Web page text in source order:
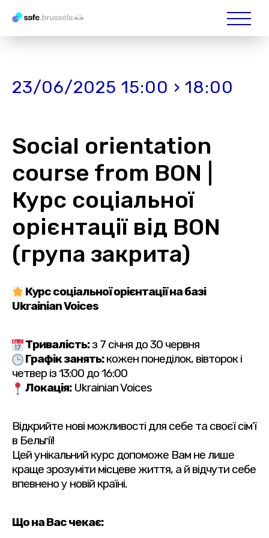
23/06/2025 15:00 › 18:00
Social orientation
course from BON |
Курс соціальної
орієнтації від BON
(група закрита)
Курс соціальної орієнтації на базі
Ukrainian Voices
Тривалість:з 7 січня до 30 червня
Графік занять:кожен понеділок, вівторок і
четвер із 13:00 до 16:00
Локація:Ukrainian Voices
Відкрийте нові можливості для себе та своєї сім’ї
в Бельгії!
Цей унікальний курс допоможе Вам не лише
краще зрозуміти місцеве життя, а й відчути себе
впевнено у новій країні.
Що на Вас чекає: